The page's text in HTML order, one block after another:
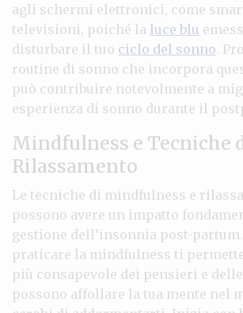
agli schermi elettronici, come
televisioni, poiché la luce blu
disturbare il tuo ciclo del sonno.
routine di sonno che incorpora
può contribuire notevolmente a
esperienza di sonno durante il
Mindfulness e Tecniche
Rilassamento
Le tecniche di mindfulness e
possono avere un impatto
gestione dell’insonnia post-
praticare la mindfulness ti
più consapevole dei pensieri e
possono affollare la tua mente nel